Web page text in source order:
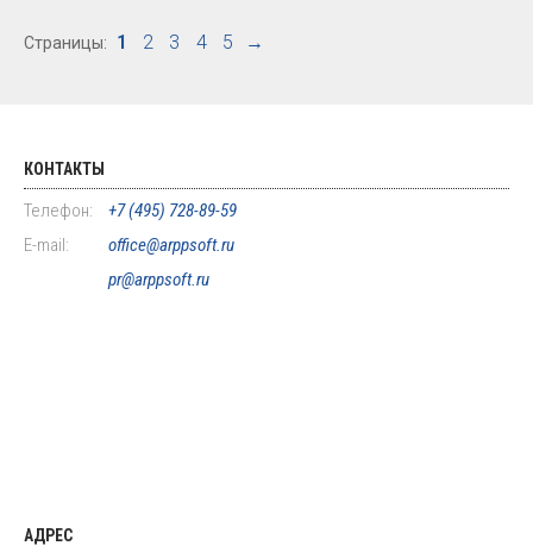
Страницы: 1 2 3 4 5 →
КОНТАКТЫ
Телефон:
+7 (495) 728-89-59
E-mail:
office@arppsoft.ru
pr@arppsoft.ru
АДРЕС